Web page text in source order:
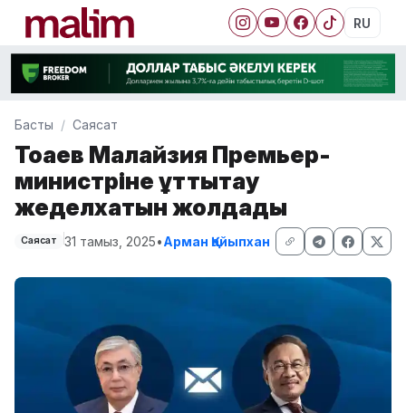
RU
Басты Саясат
Тоқаев Малайзия Премьер-
министріне құттықтау
жеделхатын жолдады
Саясат 31 тамыз, 2025•Арман Қайыпхан